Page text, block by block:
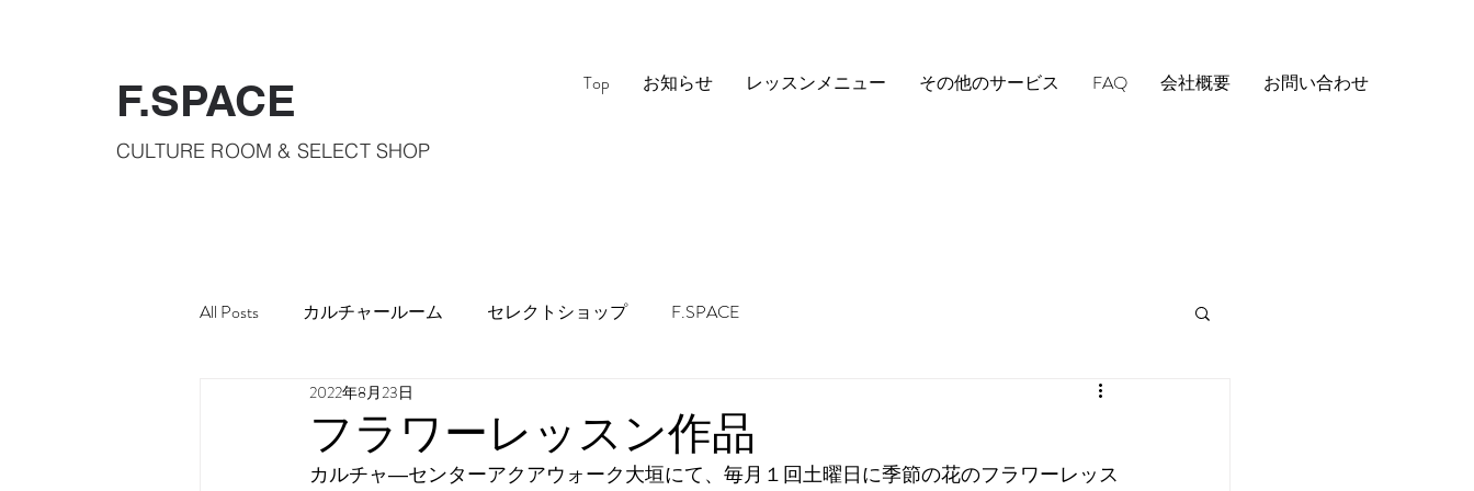
F.SPACE
CULTURE ROOM & SELECT SHOP
Top お知らせ レッスンメニュー その他のサービス FAQ 会社概要 お問い合わせ
All Posts カルチャールーム セレクトショップ F.SPACE
フラワーレッスン作品
2022年8月23日
カルチャ―センターアクアウォーク大垣にて、毎月１回土曜日に季節の花のフラワーレッス